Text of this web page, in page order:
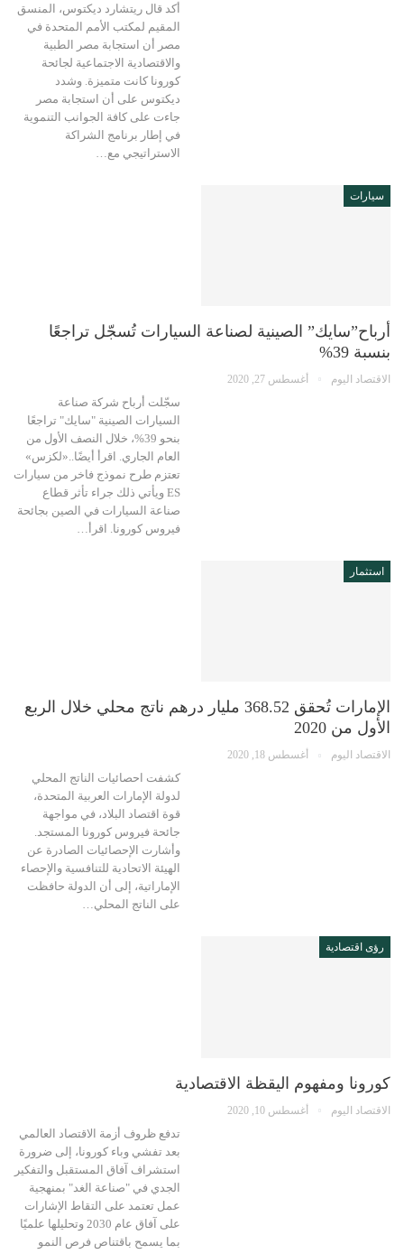
أكد قال ريتشارد ديكتوس، المنسق
المقيم لمكتب الأمم المتحدة في
مصر أن استجابة مصر الطبية
والاقتصادية الاجتماعية لجائحة
كورونا كانت متميزة. وشدد
ديكتوس على أن استجابة مصر
جاءت على كافة الجوانب التنموية
في إطار برنامج الشراكة
الاستراتيجي مع…
سيارات
أرباح”سايك” الصينية لصناعة السيارات تُسجّل تراجعًا
بنسبة 39%
الاقتصاد اليوم أغسطس 27, 2020
سجّلت أرباح شركة صناعة
السيارات الصينية "سايك" تراجعًا
بنحو 39%، خلال النصف الأول من
العام الجاري. اقرأ أيضًا..«لكزس»
تعتزم طرح نموذج فاخر من سيارات
ES ويأتي ذلك جراء تأثر قطاع
صناعة السيارات في الصين بجائحة
فيروس كورونا. اقرأ…
استثمار
الإمارات تُحقق 368.52 مليار درهم ناتج محلي خلال الربع
الأول من 2020
الاقتصاد اليوم أغسطس 18, 2020
كشفت احصائيات الناتج المحلي
لدولة الإمارات العربية المتحدة،
قوة اقتصاد البلاد، في مواجهة
جائحة فيروس كورونا المستجد.
وأشارت الإحصائيات الصادرة عن
الهيئة الاتحادية للتنافسية والإحصاء
الإماراتية، إلى أن الدولة حافظت
على الناتج المحلي…
رؤى اقتصادية
كورونا ومفهوم اليقظة الاقتصادية
الاقتصاد اليوم أغسطس 10, 2020
تدفع ظروف أزمة الاقتصاد العالمي
بعد تفشي وباء كورونا، إلى ضرورة
استشراف آفاق المستقبل والتفكير
الجدي في "صناعة الغد" بمنهجية
عمل تعتمد على التقاط الإشارات
على آفاق عام 2030 وتحليلها علميًا
بما يسمح باقتناص فرص النمو